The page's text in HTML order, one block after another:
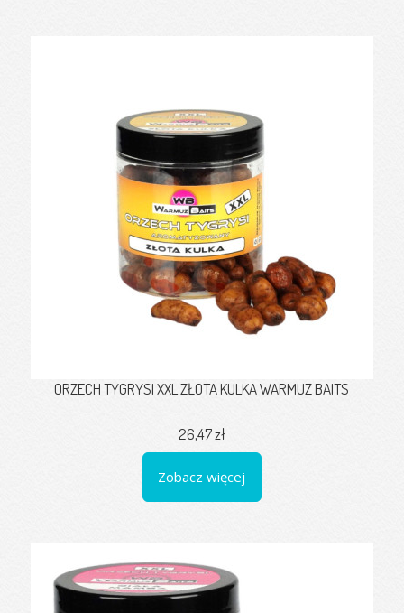
ORZECH TYGRYSI XXL ZŁOTA KULKA WARMUZ BAITS
26,47 zł
Zobacz więcej